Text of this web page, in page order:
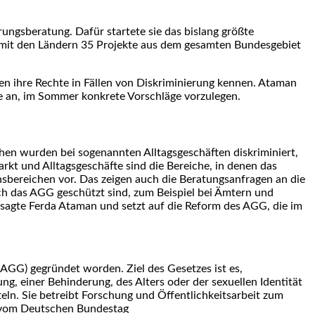
Dafür startete sie das bislang größte
den Ländern 35 Projekte aus dem gesamten Bundesgebiet
ihre Rechte in Fällen von Diskriminierung kennen. Ataman
im Sommer konkrete Vorschläge vorzulegen.
wurden bei sogenannten Alltagsgeschäften diskriminiert,
und Alltagsgeschäfte sind die Bereiche, in denen das
vor. Das zeigen auch die Beratungsanfragen an die
AGG geschützt sind, zum Beispiel bei Ämtern und
Ferda Ataman und setzt auf die Reform des AGG, die im
gegründet worden. Ziel des Gesetzes ist es,
einer Behinderung, des Alters oder der sexuellen Identität
Sie betreibt Forschung und Öffentlichkeitsarbeit zum
Deutschen Bundestag